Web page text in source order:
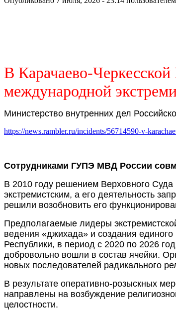
В Карачаево-Черкесской
международной
Министерство внутренних дел
https://news.rambler.ru/incidents/56714590-v-
Сотрудниками ГУПЭ МВД России
В 2010 году решением Верховного
экстремистским, а его деятельность
решили возобновить его
Предполагаемые лидеры
ведения «джихада» и создания
Республики, в период с 2020 по 2026
добровольно вошли в состав ячейки.
новых последователей радикального
В результате оперативно-розыскных
направлены на возбуждение
целостности.